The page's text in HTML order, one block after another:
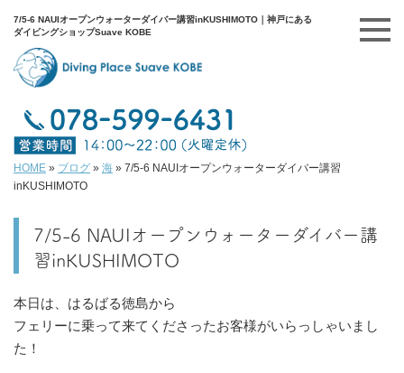
7/5-6 NAUIオープンウォーターダイバー講習inKUSHIMOTO｜神戸にある
ダイビングショップSuave KOBE
HOME » ブログ » 海 » 7/5-6 NAUIオープンウォーターダイバー講習
inKUSHIMOTO
7/5-6 NAUIオープンウォーターダイバー講
習inKUSHIMOTO
本日は、はるばる徳島から
フェリーに乗って来てくださったお客様がいらっしゃいまし
た！